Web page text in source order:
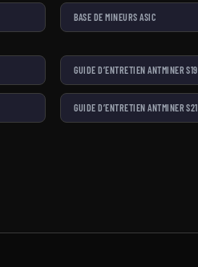
BASE DE MINEURS ASIC
GUIDE D’ENTRETIEN ANTMINER S19
GUIDE D’ENTRETIEN ANTMINER S21